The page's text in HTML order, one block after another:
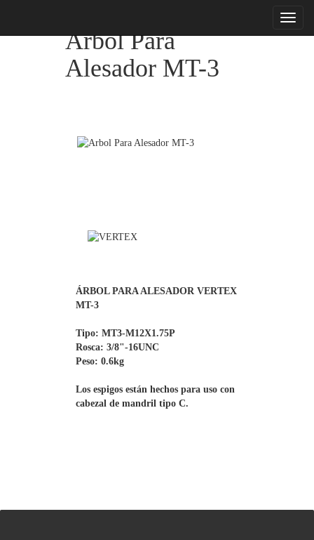
menu
Arbol Para
Alesador MT-3
ÁRBOL PARA ALESADOR VERTEX
MT-3
Tipo: MT3-M12X1.75P
Rosca: 3/8"-16UNC
Peso: 0.6kg
Los espigos están hechos para uso con
cabezal de mandril tipo C.